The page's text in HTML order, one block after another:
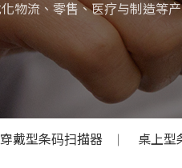
物流、零售、医疗与制造等
穿戴型条码扫描器 桌上型